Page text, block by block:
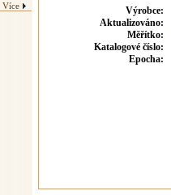
Výrobce:
Aktualizováno:
Měřítko:
Katalogové číslo:
Epocha:
Více